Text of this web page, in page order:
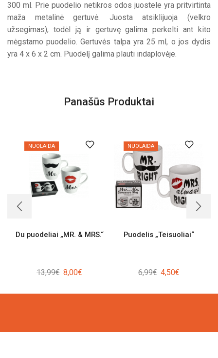
300 ml. Prie puodelio netikros odos juostele yra pritvirtinta
maža metalinė gertuvė. Juosta atsiklijuoja (velkro
užsegimas), todėl ją ir gertuvę galima perkelti ant kito
mėgstamo puodelio. Gertuvės talpa yra 25 ml, o jos dydis
yra 4 x 6 x 2 cm. Puodelį galima plauti indaplovėje.
Panašūs Produktai
NUOLAIDA
Du puodeliai „MR. & MRS.“
13,99€ Original
was:
8,00€
is:
NUOLAIDA
Puodelis „Teisuoliai“
6,99€ Original
was:
4,50€Current
is: